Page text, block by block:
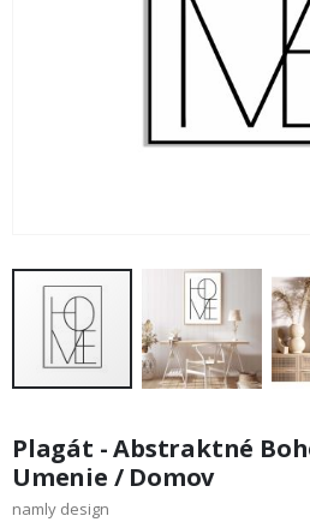
začiatok
galérie
obrázkov
Plagát - Abstraktné
Umenie / Domov
namly design